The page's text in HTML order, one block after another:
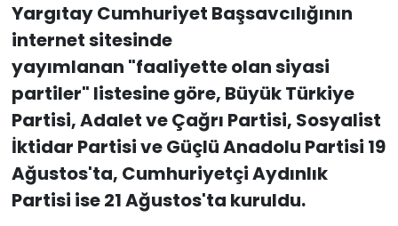
Yargıtay Cumhuriyet Başsavcılığının
internet sitesinde
yayımlanan "faaliyette olan siyasi
partiler" listesine göre, Büyük Türkiye
Partisi, Adalet ve Çağrı Partisi, Sosyalist
İktidar Partisi ve Güçlü Anadolu Partisi 19
Ağustos'ta, Cumhuriyetçi Aydınlık
Partisi ise 21 Ağustos'ta kuruldu.